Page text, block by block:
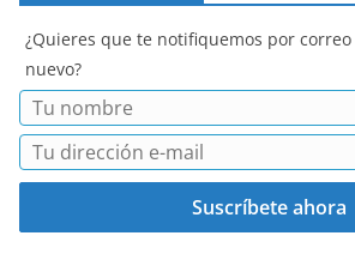
¿Quieres que te notifiquemos por
nuevo?